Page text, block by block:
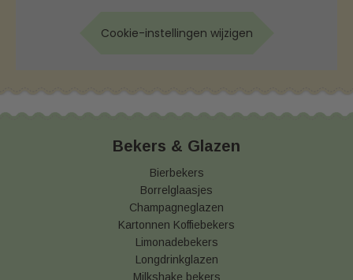
Cookie-instellingen wijzigen
Bekers & Glazen
Bierbekers
Borrelglaasjes
Champagneglazen
Kartonnen Koffiebekers
Limonadebekers
Longdrinkglazen
Milkshake bekers